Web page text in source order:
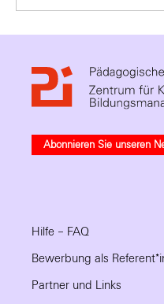
Abonnieren Sie unseren
Hilfe – FAQ
Bewerbung als
Partner und Links